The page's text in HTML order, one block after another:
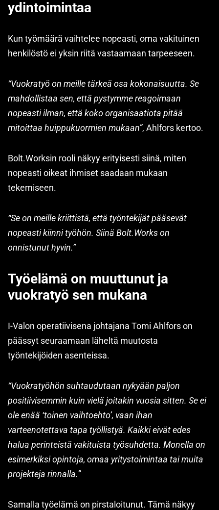
ydintoimintaa
Kun työmäärä vaihtelee nopeasti, oma vakituinen
henkilöstö ei yksin riitä vastaamaan tarpeeseen.
“Vuokratyö on meille tärkeä osa kokonaisuutta. Se
mahdollistaa sen, että pystymme reagoimaan
nopeasti ilman, että koko organisaatiota pitää
mitoittaa huippukuormien mukaan”, Ahlfors kertoo.
Bolt.Worksin rooli näkyy erityisesti siinä, miten
nopeasti oikeat ihmiset saadaan mukaan
tekemiseen.
“Se on meille kriittistä, että työntekijät pääsevät
nopeasti kiinni työhön. Siinä Bolt.Works on
onnistunut hyvin.”
Työelämä on muuttunut ja
vuokratyö sen mukana
I-Valon operatiivisena johtajana Tomi Ahlfors on
päässyt seuraamaan läheltä muutosta
työntekijöiden asenteissa.
“Vuokratyöhön suhtaudutaan nykyään paljon
positiivisemmin kuin vielä joitakin vuosia sitten. Se ei
ole enää ‘toinen vaihtoehto’, vaan ihan
varteenotettava tapa työllistyä. Kaikki eivät edes
halua perinteistä vakituista työsuhdetta. Monella on
esimerkiksi opintoja, omaa yritystoimintaa tai muita
projekteja rinnalla.”
Samalla työelämä on pirstaloitunut. Tämä näkyy